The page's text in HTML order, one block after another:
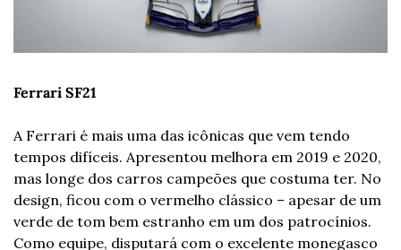
Ferrari SF21
A Ferrari é mais uma das icônicas que vem tendo
tempos difíceis. Apresentou melhora em 2019 e 2020,
mas longe dos carros campeões que costuma ter. No
design, ficou com o vermelho clássico – apesar de um
verde de tom bem estranho em um dos patrocínios.
Como equipe, disputará com o excelente monegasco